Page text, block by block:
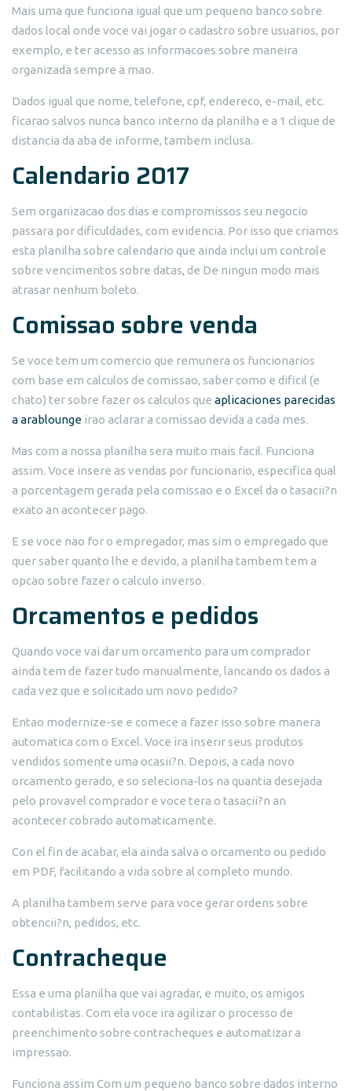
Mais uma que funciona igual que um pequeno banco sobre
dados local onde voce vai jogar o cadastro sobre usuarios, por
exemplo, e ter acesso as informacoes sobre maneira
organizada sempre a mao.
Dados igual que nome, telefone, cpf, endereco, e-mail, etc.
ficarao salvos nunca banco interno da planilha e a 1 clique de
distancia da aba de informe, tambem inclusa.
Calendario 2017
Sem organizacao dos dias e compromissos seu negocio
passara por dificuldades, com evidencia. Por isso que criamos
esta planilha sobre calendario que ainda inclui um controle
sobre vencimentos sobre datas, de De ningun modo mais
atrasar nenhum boleto.
Comissao sobre venda
Se voce tem um comercio que remunera os funcionarios
com base em calculos de comissao, saber como e dificil (e
chato) ter sobre fazer os calculos que aplicaciones parecidas
a arablounge irao aclarar a comissao devida a cada mes.
Mas com a nossa planilha sera muito mais facil. Funciona
assim. Voce insere as vendas por funcionario, especifica qual
a porcentagem gerada pela comissao e o Excel da o tasacii?n
exato an acontecer pago.
E se voce nao for o empregador, mas sim o empregado que
quer saber quanto lhe e devido, a planilha tambem tem a
opcao sobre fazer o calculo inverso.
Orcamentos e pedidos
Quando voce vai dar um orcamento para um comprador
ainda tem de fazer tudo manualmente, lancando os dados a
cada vez que e solicitado um novo pedido?
Entao modernize-se e comece a fazer isso sobre manera
automatica com o Excel. Voce ira inserir seus produtos
vendidos somente uma ocasii?n. Depois, a cada novo
orcamento gerado, e so seleciona-los na quantia desejada
pelo provavel comprador e voce tera o tasacii?n an
acontecer cobrado automaticamente.
Con el fin de acabar, ela ainda salva o orcamento ou pedido
em PDF, facilitando a vida sobre al completo mundo.
A planilha tambem serve para voce gerar ordens sobre
obtencii?n, pedidos, etc.
Contracheque
Essa e uma planilha que vai agradar, e muito, os amigos
contabilistas. Com ela voce ira agilizar o processo de
preenchimento sobre contracheques e automatizar a
impressao.
Funciona assim Com um pequeno banco sobre dados interno